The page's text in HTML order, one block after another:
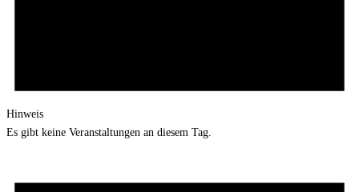
Hinweis
Es gibt keine Veranstaltungen an diesem Tag.